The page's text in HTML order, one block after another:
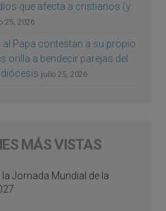
que afecta a cristianos (y
25, 2026
Papa contestan a su propio
orilla a bendecir parejas del
julio 25, 2026
MÁS VISTAS
Jornada Mundial de la